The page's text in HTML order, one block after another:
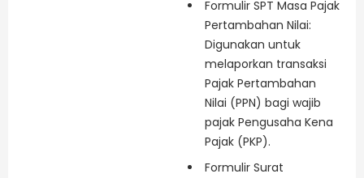
Formulir SPT Masa Pajak
Pertambahan Nilai:
Digunakan untuk
melaporkan transaksi
Pajak Pertambahan
Nilai (PPN) bagi wajib
pajak Pengusaha Kena
Pajak (PKP).
Formulir Surat